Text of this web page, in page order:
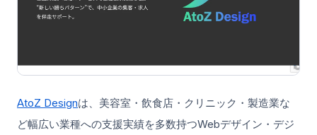
AtoZ Designは、美容室・飲食店・クリニック・製造業な
ど幅広い業種への支援実績を多数持つWebデザイン・デジ